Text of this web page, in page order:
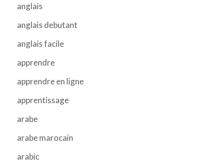
anglais
anglais debutant
anglais facile
apprendre
apprendre en ligne
apprentissage
arabe
arabe marocain
arabic